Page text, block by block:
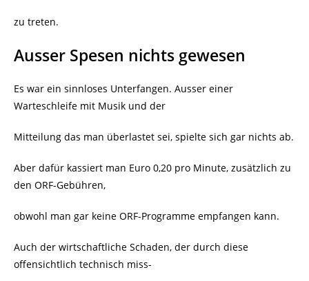
zu treten.
Ausser Spesen nichts gewesen
Es war ein sinnloses Unterfangen. Ausser einer
Warteschleife mit Musik und der
Mitteilung das man überlastet sei, spielte sich gar nichts ab.
Aber dafür kassiert man Euro 0,20 pro Minute, zusätzlich zu
den ORF-Gebühren,
obwohl man gar keine ORF-Programme empfangen kann.
Auch der wirtschaftliche Schaden, der durch diese
offensichtlich technisch miss-